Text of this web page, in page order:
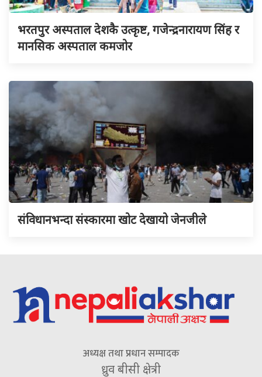
भरतपुर अस्पताल देशकै उत्कृष्ट, गजेन्द्रनारायण सिंह र
मानसिक अस्पताल कमजोर
संविधानभन्दा संस्कारमा खोट देखायो जेनजीले
अध्यक्ष तथा प्रधान सम्पादक
ध्रुव बीसी क्षेत्री